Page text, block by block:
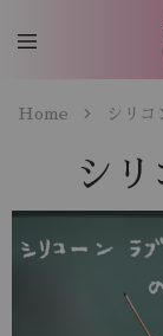
Home シリコ
シ